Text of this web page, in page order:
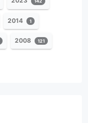
2014 1
2008 121